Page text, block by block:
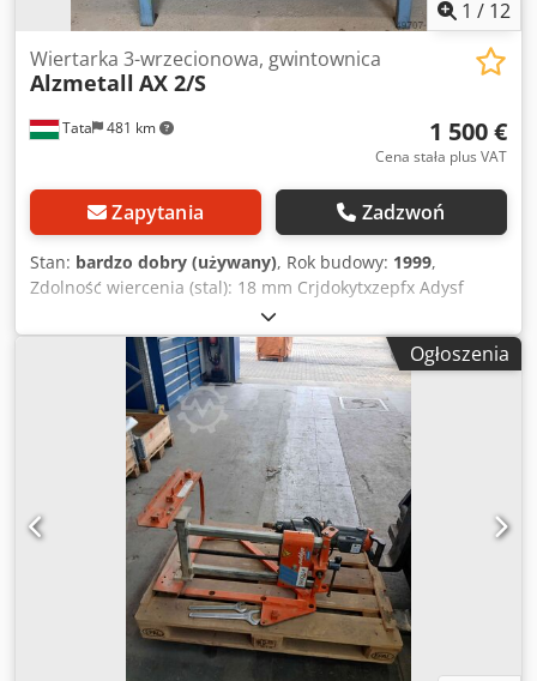
1 / 12
Tata 481 km
Wiertarka 3-wrzecionowa, gwintownica
Alzmetall AX 2/S
1 500 €
Cena stała plus VAT
Zapytania Zadzwoń
Stan: bardzo dobry (używany), Rok budowy: 1999,
Zdolność wiercenia (stal): 18 mm Crjdokytxzepfx Adysf
Wydajność wiercenia (odlew): 23 mm Wydajność
gwintowania (stal): M14mm Mocowanie wrzeciona: MK 2
Skok wrzeciona: 100mm Wysuw: 250 mm Średnica
kolumny: 90 mm Moc: 0,55 kW Prędkość obrotowa
wrzeciona: 125 - 2400 obr/min / 225 - 4300 obr/min
Ogłoszenia